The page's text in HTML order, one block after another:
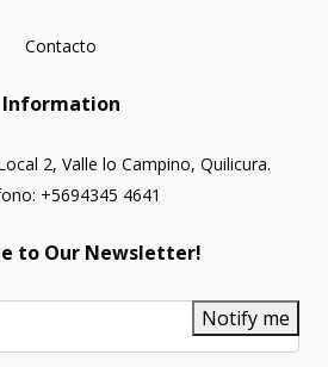
Contacto
Information
2, Valle lo Campino, Quilicura.
+5694345 4641
to Our Newsletter!
Notify me